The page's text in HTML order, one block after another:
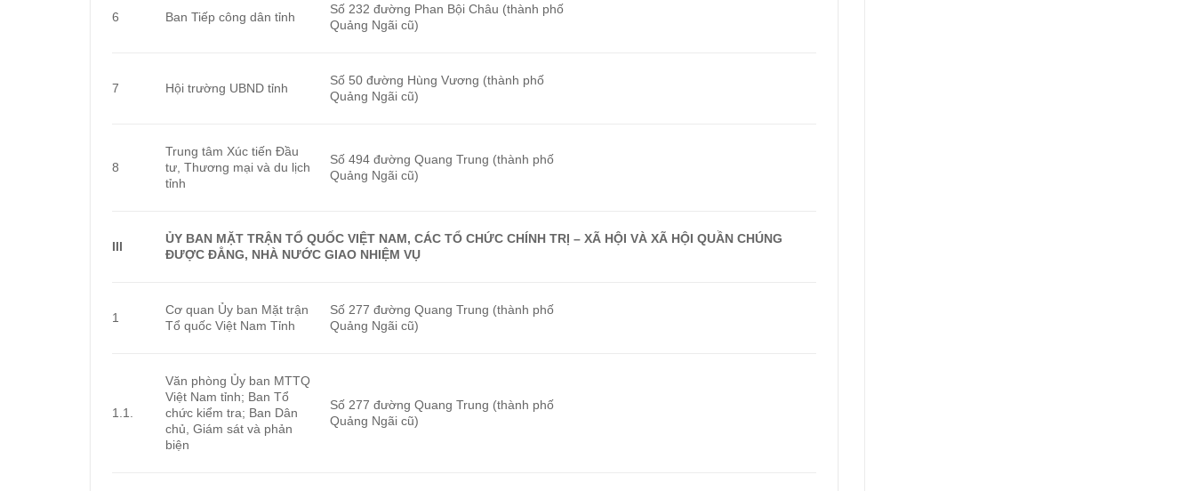
6 Ban Tiếp công dân tỉnh
Số 232 đường Phan Bội Châu (thành phố
Quảng Ngãi cũ)
7 Hội trường UBND tỉnh
Số 50 đường Hùng Vương (thành phố
Quảng Ngãi cũ)
8
Trung tâm Xúc tiến Đầu
tư, Thương mại và du lịch
tỉnh
Số 494 đường Quang Trung (thành phố
Quảng Ngãi cũ)
III
ỦY BAN MẶT TRẬN TỔ QUỐC VIỆT NAM, CÁC TỔ CHỨC CHÍNH TRỊ – XÃ HỘI VÀ XÃ HỘI QUẦN CHÚNG
ĐƯỢC ĐẲNG, NHÀ NƯỚC GIAO NHIỆM VỤ
1
Cơ quan Ủy ban Mặt trận
Tổ quốc Việt Nam Tỉnh
Số 277 đường Quang Trung (thành phố
Quảng Ngãi cũ)
1.1.
Văn phòng Ủy ban MTTQ
Việt Nam tỉnh; Ban Tổ
chức kiểm tra; Ban Dân
chủ, Giám sát và phản
biện
Số 277 đường Quang Trung (thành phố
Quảng Ngãi cũ)